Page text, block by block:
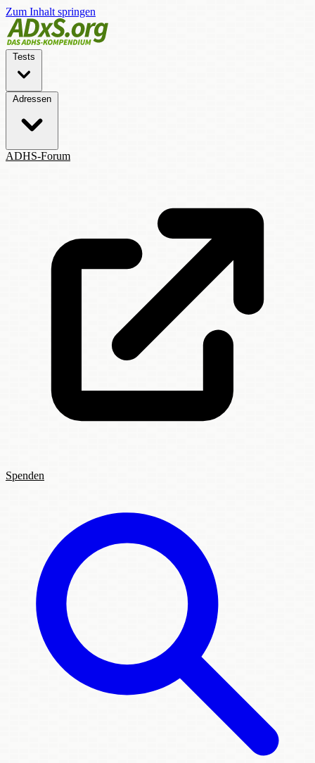
Zum Inhalt springen
Tests
Adressen
ADHS-Forum
Spenden